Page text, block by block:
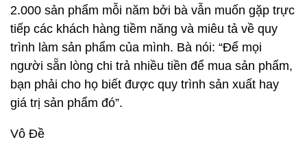
2.000 sản phẩm mỗi năm bởi bà vẫn muốn gặp trực
tiếp các khách hàng tiềm năng và miêu tả về quy
trình làm sản phẩm của mình. Bà nói: “Để mọi
người sẵn lòng chi trả nhiều tiền để mua sản phẩm,
bạn phải cho họ biết được quy trình sản xuất hay
giá trị sản phẩm đó”.
Vô Đề